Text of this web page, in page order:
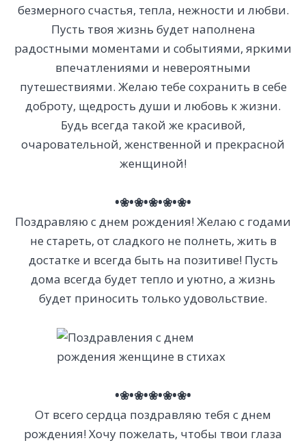
безмерного счастья, тепла, нежности и любви.
Пусть твоя жизнь будет наполнена
радостными моментами и событиями, яркими
впечатлениями и невероятными
путешествиями. Желаю тебе сохранить в себе
доброту, щедрость души и любовь к жизни.
Будь всегда такой же красивой,
очаровательной, женственной и прекрасной
женщиной!
•❀•❀•❀•❀•❀•
Поздравляю с днем рождения! Желаю с годами
не стареть, от сладкого не полнеть, жить в
достатке и всегда быть на позитиве! Пусть
дома всегда будет тепло и уютно, а жизнь
будет приносить только удовольствие.
•❀•❀•❀•❀•❀•
От всего сердца поздравляю тебя с днем
рождения! Хочу пожелать, чтобы твои глаза